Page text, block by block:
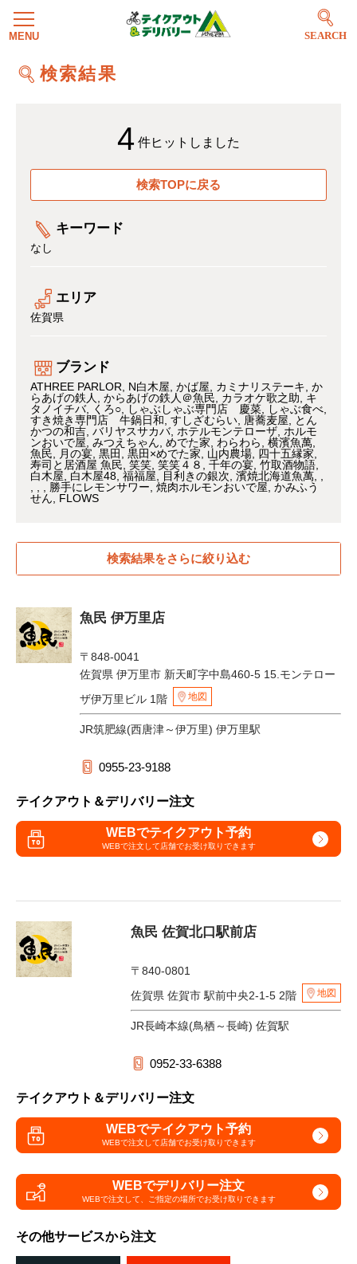
SEARCH
検索結果
4 件ヒットしました
検索TOPに戻る
キーワード
なし
エリア
佐賀県
ブランド
ATHREE PARLOR N白木屋 かば屋 カミナリステーキ か
らあげの鉄人
からあげの鉄人＠魚民 カラオケ歌之助
キ
タノイチバ
くろ○ しゃぶしゃぶ専門店 慶菜
しゃぶ食べ
すき焼き専門店 牛鍋日和 すしざむらい 唐蕎麦屋
とん
かつの和吉 バリヤスサカバ ホテルモンテローザ ホルモ
ンおいで屋 みつえちゃん めでた家 わらわら
横濱魚萬
魚民
月の宴 黒田 黒田×めでた家 山内農場 四十五縁家
寿司と居酒屋 魚民 笑笑 笑笑４８ 千年の宴 竹取酒物語
白木屋
白木屋48 福福屋 目利きの銀次 濱焼北海道魚萬
勝手にレモンサワー 焼肉ホルモンおいで屋 かみふう
せん
FLOWS
検索結果をさらに絞り込む
魚民 伊万里店
〒848-0041
佐賀県 伊万里市 新天町字中島460-5 15.モンテロー
ザ伊万里ビル 1階
地図
JR筑肥線(西唐津～伊万里) 伊万里駅
0955-23-9188
テイクアウト＆デリバリー注文
WEBでテイクアウト予約
WEBで注文して店舗でお受け取りできます
魚民 佐賀北口駅前店
〒840-0801
佐賀県 佐賀市 駅前中央2-1-5 2階
地図
JR長崎本線(鳥栖～長崎) 佐賀駅
0952-33-6388
テイクアウト＆デリバリー注文
WEBでテイクアウト予約
WEBで注文して店舗でお受け取りできます
WEBでデリバリー注文
WEBで注文して、 ご指定の場所でお受け取りできます
その他サービスから注文